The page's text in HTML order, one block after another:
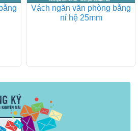
Vách ngăn văn phòng bằng
nỉ hệ 25mm